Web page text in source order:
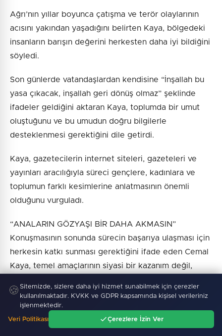
Ağrı’nın yıllar boyunca çatışma ve terör olaylarının
acısını yakından yaşadığını belirten Kaya, bölgedeki
insanların barışın değerini herkesten daha iyi bildiğini
söyledi.
Son günlerde vatandaşlardan kendisine “İnşallah bu
yasa çıkacak, inşallah geri dönüş olmaz” şeklinde
ifadeler geldiğini aktaran Kaya, toplumda bir umut
oluştuğunu ve bu umudun doğru bilgilerle
desteklenmesi gerektiğini dile getirdi.
Kaya, gazetecilerin internet siteleri, gazeteleri ve
yayınları aracılığıyla süreci gençlere, kadınlara ve
toplumun farklı kesimlerine anlatmasının önemli
olduğunu vurguladı.
“ANALARIN GÖZYAŞI BİR DAHA AKMASIN”
Konuşmasının sonunda sürecin başarıya ulaşması için
herkesin katkı sunması gerektiğini ifade eden Cemal
Kaya, temel amaçlarının siyasi bir kazanım değil,
söyledi.
Kaya, “Ülkenin çocukları için, anaların gözyaşlarının
🍪 Sitemizde, sizlere daha iyi hizmet sunabilmek için çerezler
kullanılmaktadır. KVKK ve GDPR kapsamında kişisel verileriniz
işlenmektedir.
Veri Politikası Çerezlere İzin Ver
Gündem Ara Menü